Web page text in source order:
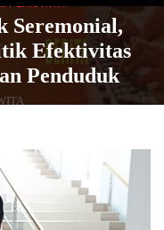
Seremonial,
Efektivitas
Penduduk